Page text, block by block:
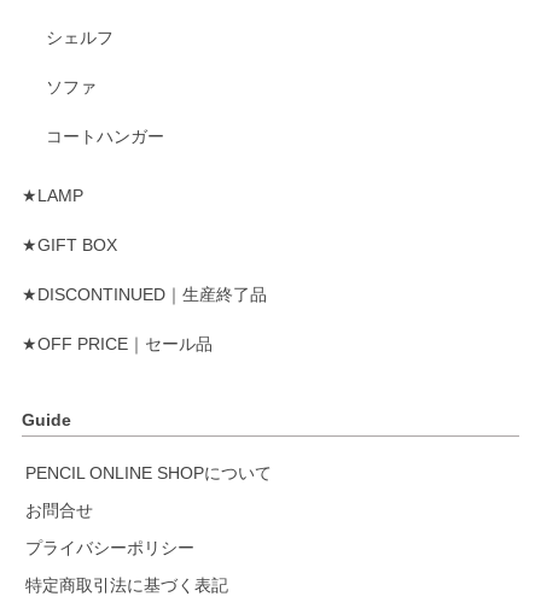
シェルフ
ソファ
コートハンガー
★LAMP
★GIFT BOX
★DISCONTINUED｜生産終了品
★OFF PRICE｜セール品
Guide
PENCIL ONLINE SHOPについて
お問合せ
プライバシーポリシー
特定商取引法に基づく表記